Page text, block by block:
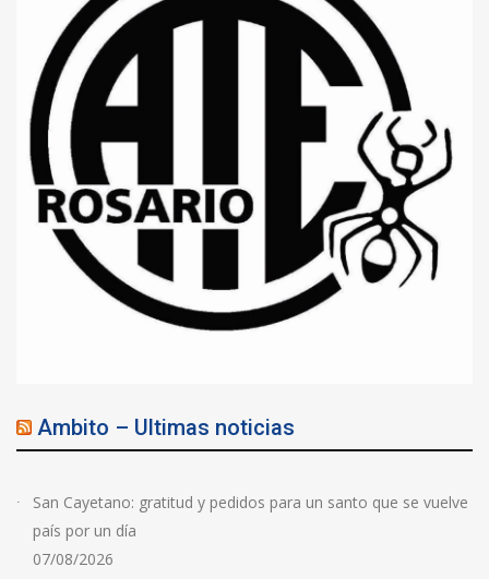
Ambito – Ultimas noticias
San Cayetano: gratitud y pedidos para un santo que se vuelve
país por un día
07/08/2026